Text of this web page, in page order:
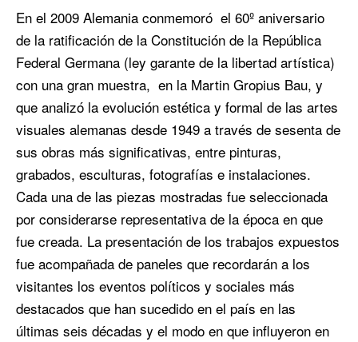
En el 2009 Alemania conmemoró el 60º aniversario
de la ratificación de la Constitución de la República
Federal Germana (ley garante de la libertad artística)
con una gran muestra, en la Martin Gropius Bau, y
que analizó la evolución estética y formal de las artes
visuales alemanas desde 1949 a través de sesenta de
sus obras más significativas, entre pinturas,
grabados, esculturas, fotografías e instalaciones.
Cada una de las piezas mostradas fue seleccionada
por considerarse representativa de la época en que
fue creada. La presentación de los trabajos expuestos
fue acompañada de paneles que recordarán a los
visitantes los eventos políticos y sociales más
destacados que han sucedido en el país en las
últimas seis décadas y el modo en que influyeron en